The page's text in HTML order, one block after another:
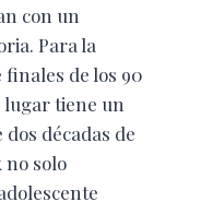
con un
Para la
de los 90
lugar tiene un
décadas de
no solo